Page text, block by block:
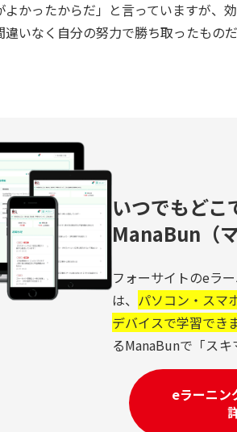
かったからだ」と言っていますが、
いなく自分の努力で勝ち取ったもの
いつでもどこ
ManaBun（
フォーサイトのeラ
は、 パソコン・スマ
デバイスで学習でき
るManaBunで「スキ
eラーニン